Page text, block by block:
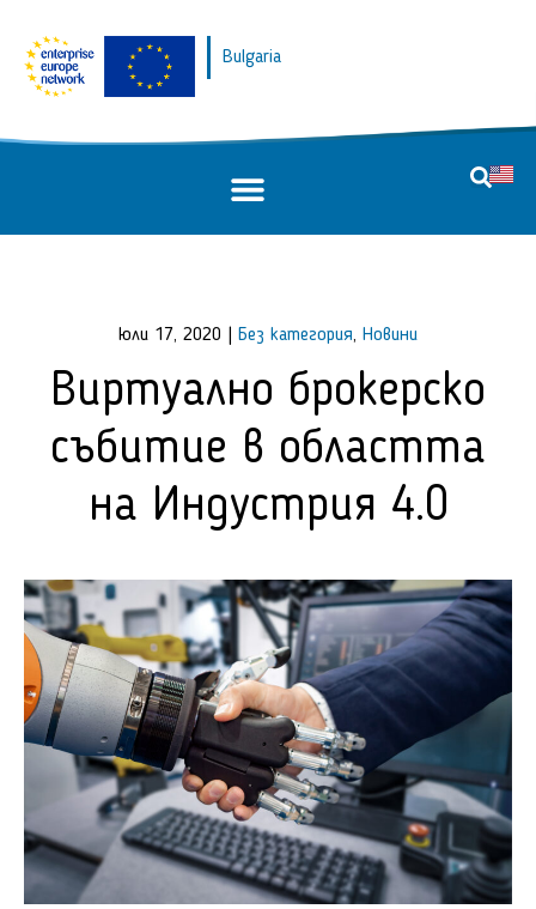
Bulgaria
юли 17, 2020 Без категория, Новини
Виртуално брокерско
събитие в областта
на Индустрия 4.0